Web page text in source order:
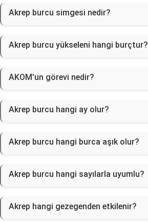
Akrep burcu simgesi nedir?
Akrep burcu yükseleni hangi burçtur?
AKOM'un görevi nedir?
Akrep burcu hangi ay olur?
Akrep burcu hangi burca aşık olur?
Akrep burcu hangi sayılarla uyumlu?
Akrep hangi gezegenden etkilenir?